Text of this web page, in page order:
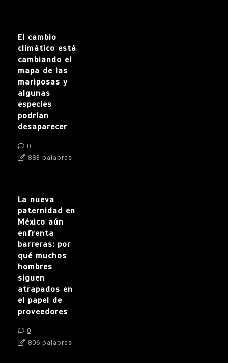
El cambio
climático está
cambiando el
mapa de las
mariposas y
algunas
especies
podrían
desaparecer
0
883 palabras
La nueva
paternidad en
México aún
enfrenta
barreras: por
qué muchos
hombres
siguen
atrapados en
el papel de
proveedores
0
806 palabras